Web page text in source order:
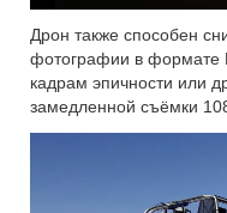
Дрон также способен
фотографии в формате
кадрам эпичности или
замедленной съёмки